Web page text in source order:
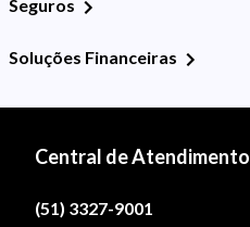
Seguros
Soluções Financeiras
Central de Atendimento
(51) 3327-9001